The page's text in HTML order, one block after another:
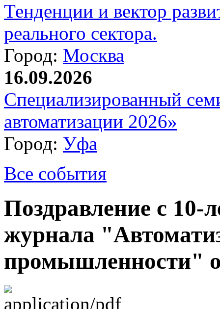
Тенденции и вектор
реального сектора.
Город: Москва
16.09.2026
Специализированный
автоматизации 2026»
Город: Уфа
Все события
Поздравление с
журнала
промышленности"